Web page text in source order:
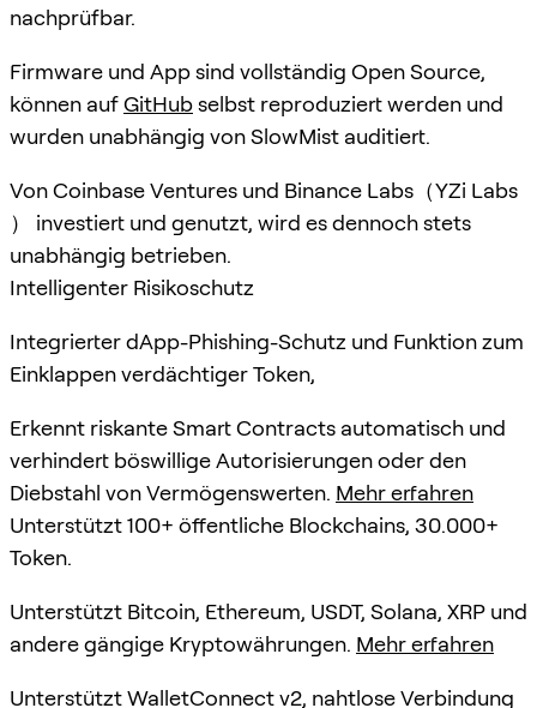
nachprüfbar.
Firmware und App sind vollständig Open Source,
können aufGitHubselbst reproduziert werden und
wurden unabhängig von SlowMist auditiert.
Von Coinbase Ventures und Binance Labs（YZi Labs
） investiert und genutzt, wird es dennoch stets
unabhängig betrieben.
Intelligenter Risikoschutz
Integrierter dApp-Phishing-Schutz und Funktion zum
Einklappen verdächtiger Token,
Erkennt riskante Smart Contracts automatisch und
verhindert böswillige Autorisierungen oder den
Diebstahl von Vermögenswerten. Mehr erfahren
Unterstützt 100+ öffentliche Blockchains, 30.000+
Token.
Unterstützt Bitcoin, Ethereum, USDT, Solana, XRP und
andere gängige Kryptowährungen. Mehr erfahren
Unterstützt WalletConnect v2, nahtlose Verbindung